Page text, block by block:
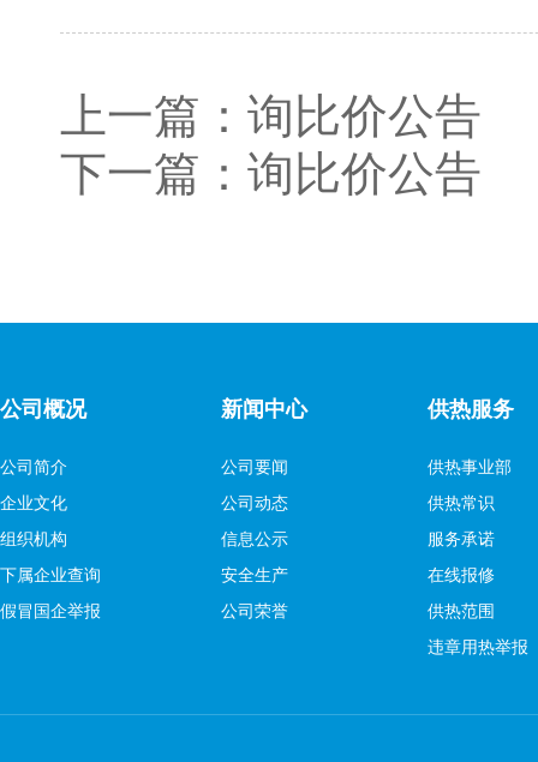
上一篇： 询比价公告
下一篇： 询比价公告
公司概况
公司简介
企业文化
组织机构
下属企业查询
假冒国企举报
新闻中心
公司要闻
公司动态
信息公示
安全生产
公司荣誉
供热服务
供热事业部
供热常识
服务承诺
在线报修
供热范围
违章用热举报